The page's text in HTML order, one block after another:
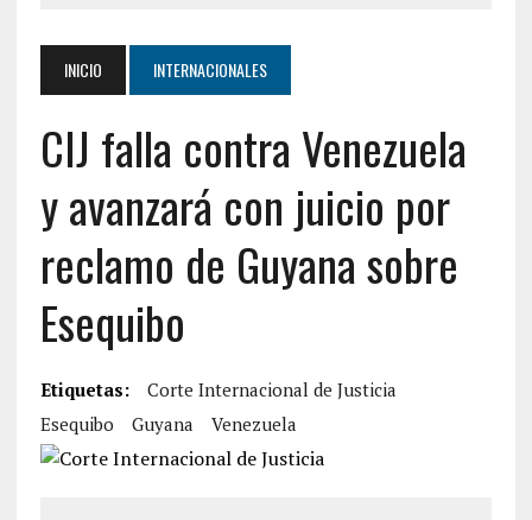
INICIO INTERNACIONALES
CIJ falla contra Venezuela
y avanzará con juicio por
reclamo de Guyana sobre
Esequibo
Etiquetas:
Corte Internacional de Justicia
Esequibo
Guyana Venezuela